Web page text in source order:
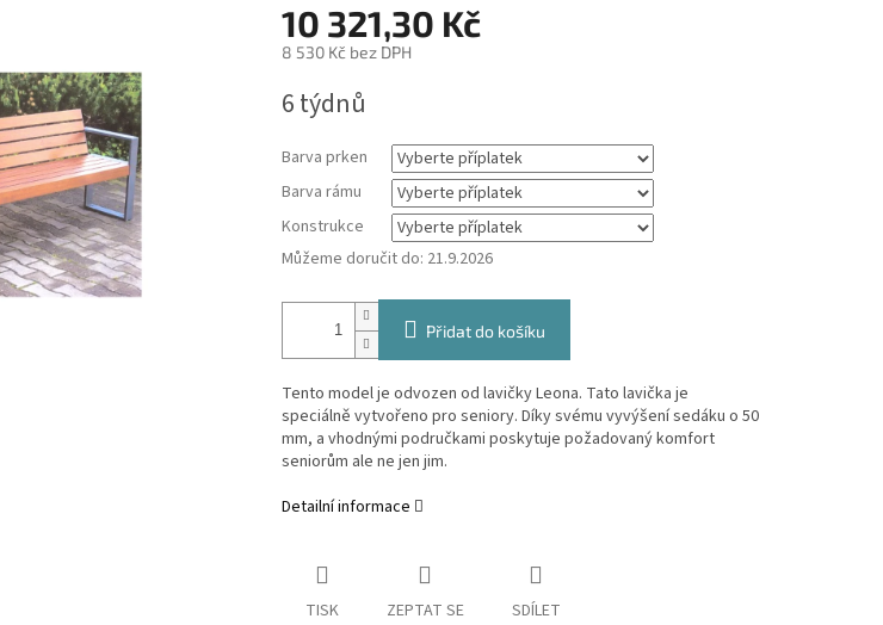
10 321,30 Kč
8 530 Kčbez DPH
cena:
6 týdnů
Barva prken
Barva rámu
Konstrukce
Můžeme doručit do: 21.9.2026
Přidat do košíku
Tento model je odvozen od lavičky Leona. Tato lavička je
speciálně vytvořeno pro seniory. Díky svému vyvýšení sedáku o 50
mm, a vhodnými područkami poskytuje požadovaný komfort
seniorům ale ne jen jim.
Detailní informace
TISK ZEPTAT SE SDÍLET